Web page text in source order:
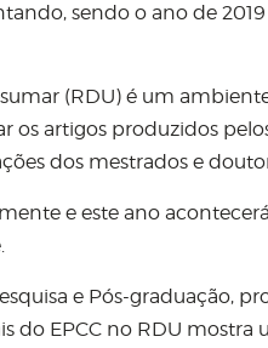
sendo o ano de
(RDU) é um
os artigos produzidos
dos mestrados e
e este ano
e Pós-graduação,
do EPCC no RDU